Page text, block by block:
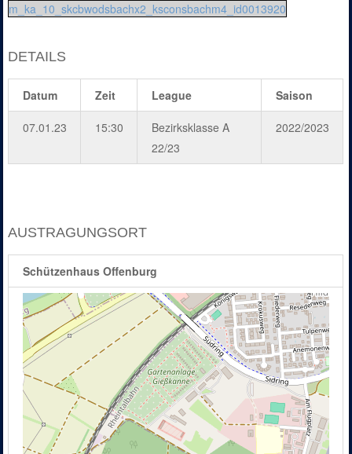
m_ka_10_skcbwodsbachx2_ksconsbachm4_id0013920
DETAILS
Datum Zeit League Saison
07.01.23 15:30
Bezirksklasse A
22/23
2022/2023
AUSTRAGUNGSORT
Schützenhaus Offenburg